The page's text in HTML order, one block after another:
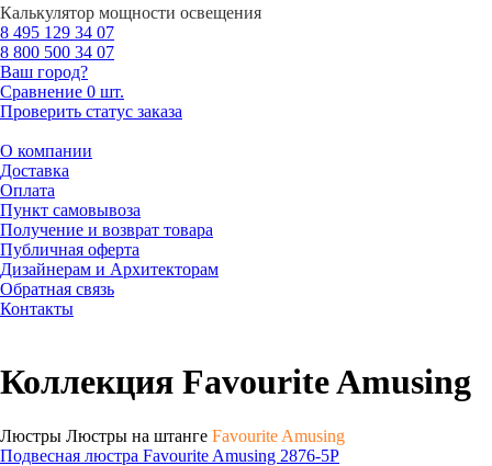
Калькулятор мощности освещения
8 495 129 34 07
8 800 500 34 07
Ваш город?
Сравнение 0 шт.
Проверить статус заказа
О компании
Доставка
Оплата
Пункт самовывоза
Получение и возврат товара
Публичная оферта
Дизайнерам и Архитекторам
Обратная связь
Контакты
Коллекция Favourite Amusing
Люстры Люстры на штанге Favourite Amusing
Подвесная люстра Favourite Amusing 2876-5P